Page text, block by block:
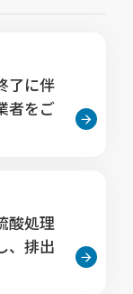
了に伴
者をご
酸処理
、排出